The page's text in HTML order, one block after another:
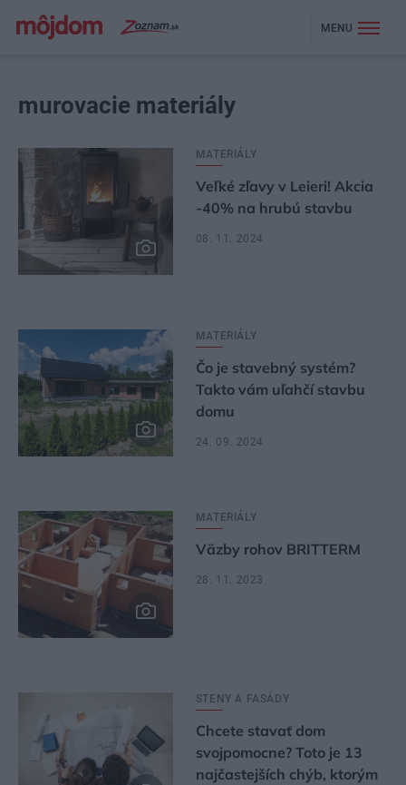
MENU
murovacie materiály
MATERIÁLY
Veľké zľavy v Leieri! Akcia
-40% na hrubú stavbu
08. 11. 2024
MATERIÁLY
Čo je stavebný systém?
Takto vám uľahčí stavbu
domu
24. 09. 2024
MATERIÁLY
Väzby rohov BRITTERM
28. 11. 2023
STENY A FASÁDY
Chcete stavať dom
svojpomocne? Toto je 13
najčastejších chýb, ktorým